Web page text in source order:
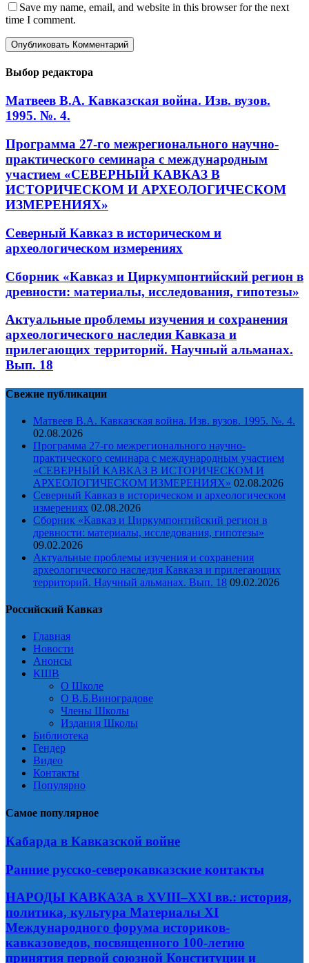
Save my name, email, and website in this browser for the next
time I comment.
Выбор редактора
Матвеев В.А. Кавказская война. Изв. вузов.
1995. №. 4.
Программа 27-го межрегионального научно-
практического семинара с международным
участием «СЕВЕРНЫЙ КАВКАЗ В
ИСТОРИЧЕСКОМ И АРХЕОЛОГИЧЕСКОМ
ИЗМЕРЕНИЯХ»
Северный Кавказ в историческом и
археологическом измерениях
Сборник «Кавказ и Циркумпонтийский регион в
древности: материалы, исследования, гипотезы»
Актуальные проблемы изучения и сохранения
археологического наследия Кавказа и
прилегающих территорий. Научный альманах.
Вып. 18
Свежие публикации
Матвеев В.А. Кавказская война. Изв. вузов. 1995. №. 4.
02.08.2026
Программа 27-го межрегионального научно-
практического семинара с международным участием
«СЕВЕРНЫЙ КАВКАЗ В ИСТОРИЧЕСКОМ И
АРХЕОЛОГИЧЕСКОМ ИЗМЕРЕНИЯХ» 02.08.2026
Северный Кавказ в историческом и археологическом
измерениях 02.08.2026
Сборник «Кавказ и Циркумпонтийский регион в
древности: материалы, исследования, гипотезы»
09.02.2026
Актуальные проблемы изучения и сохранения
археологического наследия Кавказа и прилегающих
территорий. Научный альманах. Вып. 18 09.02.2026
Российский Кавказ
Главная
Новости
Анонсы
КШВ
О Школе
О В.Б.Виноградове
Члены Школы
Издания Школы
Библиотека
Гендер
Видео
Контакты
Популярно
Самое популярное
Кабарда в Кавказской войне
Ранние русско-северокавказские контакты
НАРОДЫ КАВКАЗА в XVIII–XXI вв.: история,
политика, культура Материалы XI
Международного форума историков-
кавказоведов, посвященного 100-летию
принятия первой союзной Конституции и